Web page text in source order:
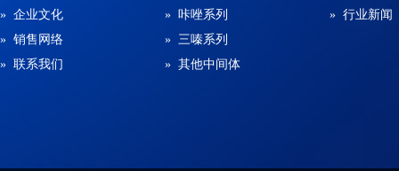
» 企业文化
» 销售网络
» 联系我们
» 咔唑系列
» 三嗪系列
» 其他中间体
» 行业新闻